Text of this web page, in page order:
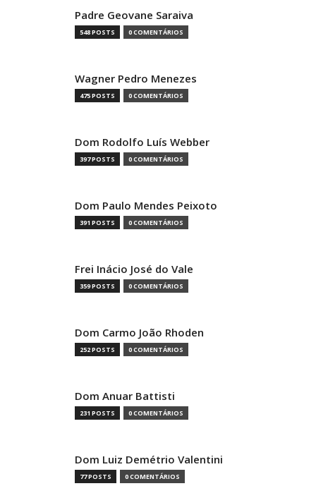
Padre Geovane Saraiva
548 POSTS 0 COMENTÁRIOS
Wagner Pedro Menezes
475 POSTS 0 COMENTÁRIOS
Dom Rodolfo Luís Webber
397 POSTS 0 COMENTÁRIOS
Dom Paulo Mendes Peixoto
391 POSTS 0 COMENTÁRIOS
Frei Inácio José do Vale
359 POSTS 0 COMENTÁRIOS
Dom Carmo João Rhoden
252 POSTS 0 COMENTÁRIOS
Dom Anuar Battisti
231 POSTS 0 COMENTÁRIOS
Dom Luiz Demétrio Valentini
77 POSTS 0 COMENTÁRIOS